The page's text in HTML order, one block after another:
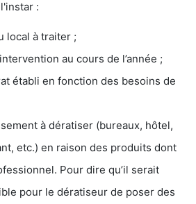
:
local à traiter ;
au cours de l’année ;
établi en fonction des besoins de
à dératiser (bureaux, hôtel,
etc.) en raison des produits dont
Pour dire qu’il serait
pour le dératiseur de poser des